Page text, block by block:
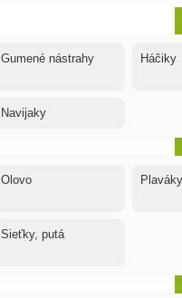
Gumené nástrahy Háčiky
Navijaky
Olovo Plaváky
Sieťky, putá